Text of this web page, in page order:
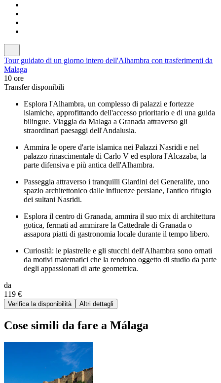
Tour guidato di un giorno intero dell'Alhambra con trasferimenti da
Malaga
10 ore
Transfer disponibili
Esplora l'Alhambra, un complesso di palazzi e fortezze
islamiche, approfittando dell'accesso prioritario e di una guida
bilingue. Viaggia da Malaga a Granada attraverso gli
straordinari paesaggi dell'Andalusia.
Ammira le opere d'arte islamica nei Palazzi Nasridi e nel
palazzo rinascimentale di Carlo V ed esplora l'Alcazaba, la
parte difensiva e più antica dell'Alhambra.
Passeggia attraverso i tranquilli Giardini del Generalife, uno
spazio architettonico dalle influenze persiane, l'antico rifugio
dei sultani Nasridi.
Esplora il centro di Granada, ammira il suo mix di architettura
gotica, fermati ad ammirare la Cattedrale di Granada o
assapora piatti di gastronomia locale durante il tempo libero.
Curiosità: le piastrelle e gli stucchi dell'Alhambra sono ornati
da motivi matematici che la rendono oggetto di studio da parte
degli appassionati di arte geometrica.
da
119 €
Verifica la disponibilità Altri dettagli
Cose simili da fare a Málaga